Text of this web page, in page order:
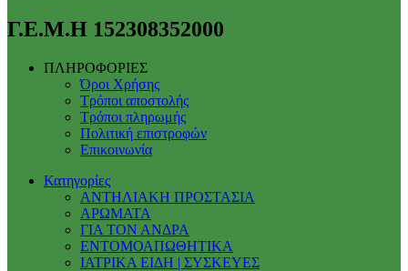
Γ.Ε.Μ.Η 152308352000
ΠΛΗΡΟΦΟΡΙΕΣ
Όροι Χρήσης
Τρόποι αποστολής
Τρόποι πληρωμής
Πολιτική επιστροφών
Επικοινωνία
Κατηγορίες
ΑΝΤΗΛΙΑΚΗ ΠΡΟΣΤΑΣΙΑ
ΑΡΩΜΑΤΑ
ΓΙΑ ΤΟΝ ΑΝΔΡΑ
ΕΝΤΟΜΟΑΠΩΘΗΤΙΚΑ
ΙΑΤΡΙΚΑ ΕΙΔΗ | ΣΥΣΚΕΥΕΣ